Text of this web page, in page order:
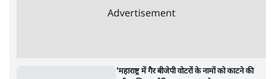
11 Min•व्यंग्य/उलटबाँसी